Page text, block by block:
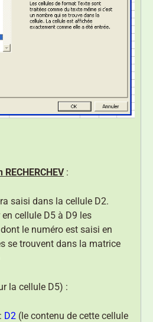
:
saisi dans la cellule D2.
en cellule D5 à D9 les
le numéro est saisi en
se trouvent dans la matrice
la cellule D5) :
D2 (le contenu de cette cellule